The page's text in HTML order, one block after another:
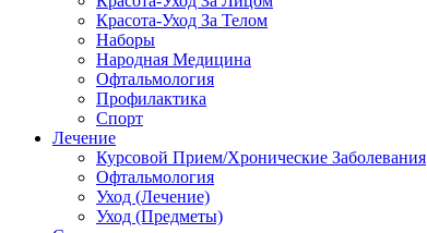
Красота-Уход За Телом
Наборы
Народная Медицина
Офтальмология
Профилактика
Спорт
Лечение
Курсовой Прием/Хронические Заболевания
Офтальмология
Уход (Лечение)
Уход (Предметы)